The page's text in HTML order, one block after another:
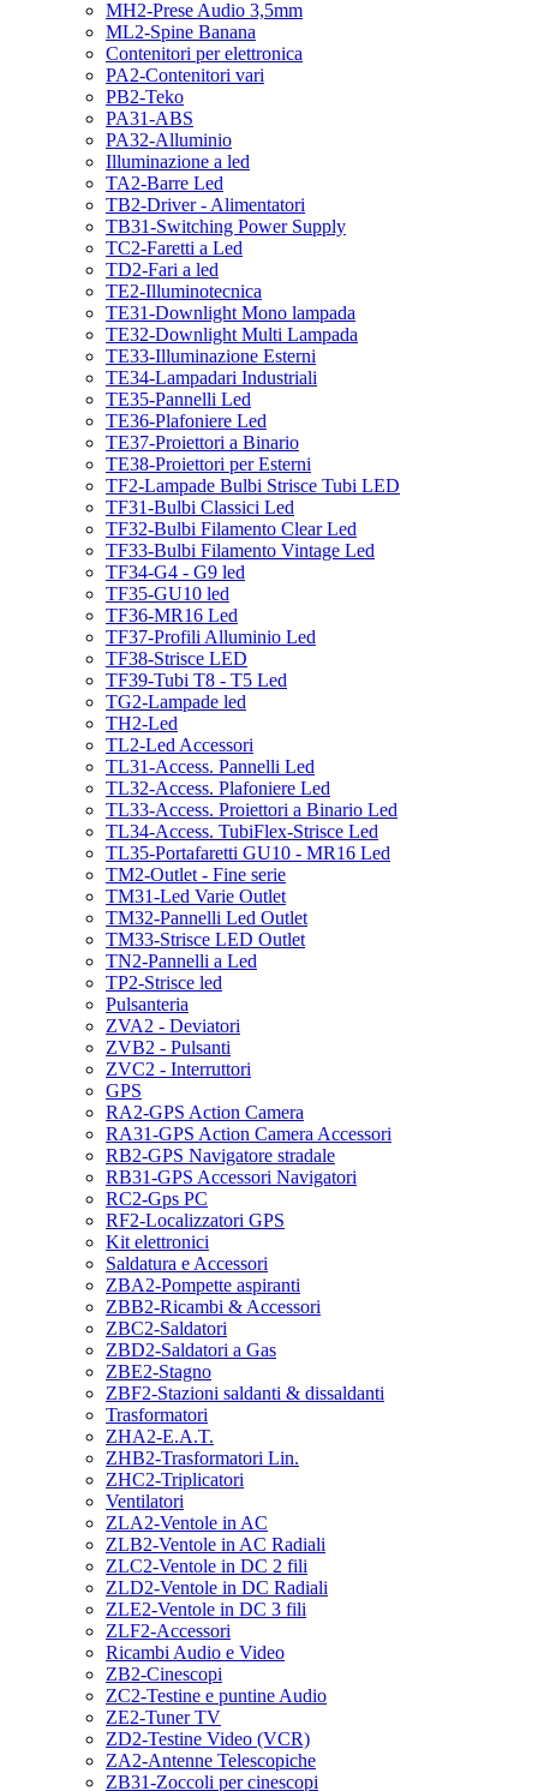
MH2-Prese Audio 3,5mm
ML2-Spine Banana
Contenitori per elettronica
PA2-Contenitori vari
PB2-Teko
PA31-ABS
PA32-Alluminio
Illuminazione a led
TA2-Barre Led
TB2-Driver - Alimentatori
TB31-Switching Power Supply
TC2-Faretti a Led
TD2-Fari a led
TE2-Illuminotecnica
TE31-Downlight Mono lampada
TE32-Downlight Multi Lampada
TE33-Illuminazione Esterni
TE34-Lampadari Industriali
TE35-Pannelli Led
TE36-Plafoniere Led
TE37-Proiettori a Binario
TE38-Proiettori per Esterni
TF2-Lampade Bulbi Strisce Tubi LED
TF31-Bulbi Classici Led
TF32-Bulbi Filamento Clear Led
TF33-Bulbi Filamento Vintage Led
TF34-G4 - G9 led
TF35-GU10 led
TF36-MR16 Led
TF37-Profili Alluminio Led
TF38-Strisce LED
TF39-Tubi T8 - T5 Led
TG2-Lampade led
TH2-Led
TL2-Led Accessori
TL31-Access. Pannelli Led
TL32-Access. Plafoniere Led
TL33-Access. Proiettori a Binario Led
TL34-Access. TubiFlex-Strisce Led
TL35-Portafaretti GU10 - MR16 Led
TM2-Outlet - Fine serie
TM31-Led Varie Outlet
TM32-Pannelli Led Outlet
TM33-Strisce LED Outlet
TN2-Pannelli a Led
TP2-Strisce led
Pulsanteria
ZVA2 - Deviatori
ZVB2 - Pulsanti
ZVC2 - Interruttori
GPS
RA2-GPS Action Camera
RA31-GPS Action Camera Accessori
RB2-GPS Navigatore stradale
RB31-GPS Accessori Navigatori
RC2-Gps PC
RF2-Localizzatori GPS
Kit elettronici
Saldatura e Accessori
ZBA2-Pompette aspiranti
ZBB2-Ricambi & Accessori
ZBC2-Saldatori
ZBD2-Saldatori a Gas
ZBE2-Stagno
ZBF2-Stazioni saldanti & dissaldanti
Trasformatori
ZHA2-E.A.T.
ZHB2-Trasformatori Lin.
ZHC2-Triplicatori
Ventilatori
ZLA2-Ventole in AC
ZLB2-Ventole in AC Radiali
ZLC2-Ventole in DC 2 fili
ZLD2-Ventole in DC Radiali
ZLE2-Ventole in DC 3 fili
ZLF2-Accessori
Ricambi Audio e Video
ZB2-Cinescopi
ZC2-Testine e puntine Audio
ZE2-Tuner TV
ZD2-Testine Video (VCR)
ZA2-Antenne Telescopiche
ZB31-Zoccoli per cinescopi